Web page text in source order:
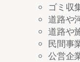
ゴミ収
道路や
道路や
民間事
公営企